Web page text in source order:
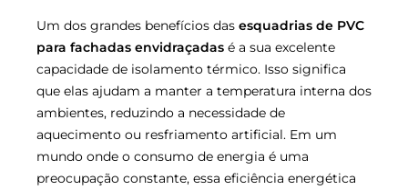
Um dos grandes benefícios das esquadrias de PVC
para fachadas envidraçadas é a sua excelente
capacidade de isolamento térmico. Isso significa
que elas ajudam a manter a temperatura interna dos
ambientes, reduzindo a necessidade de
aquecimento ou resfriamento artificial. Em um
mundo onde o consumo de energia é uma
preocupação constante, essa eficiência energética